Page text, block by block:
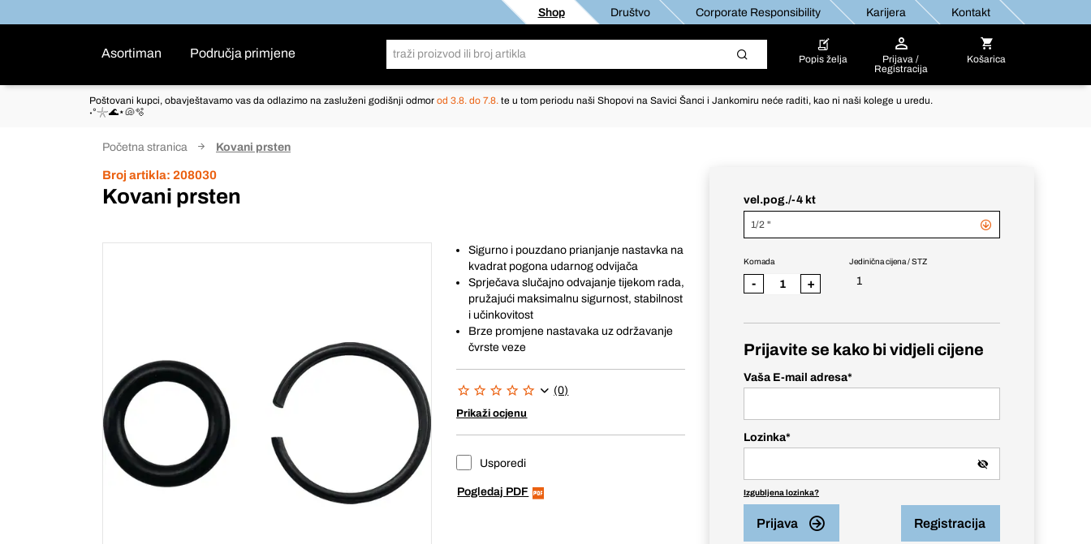
Shop Društvo Corporate Responsibility Karijera Kontakt
Asortiman Područja primjene Popis želja
Prijava /
Registracija
Košarica
Poštovani kupci, obavještavamo vas da odlazimo na zasluženi godišnji odmor od 3.8. do 7.8. te u tom periodu naši Shopovi na Savici Šanci i Jankomiru neće raditi, kao ni naši kolege u uredu.
˖°𓇼🌊⋆🐚🫧
Početna stranica Kovani prsten
Broj artikla: 208030
Kovani prsten
Sigurno i pouzdano prianjanje nastavka na
kvadrat pogona udarnog odvijača
Sprječava slučajno odvajanje tijekom rada,
pružajući maksimalnu sigurnost, stabilnost
i učinkovitost
Brze promjene nastavaka uz održavanje
čvrste veze
(0)
Prikaži ocjenu
Usporedi
Pogledaj PDF
vel.pog./-4 kt
1/2 "
Jedinična cijena / STZ
1
Komada
- +
Prijavite se kako bi vidjeli cijene
Vaša E-mail adresa*
Lozinka*
Izgubljena lozinka?
Prijava Registracija